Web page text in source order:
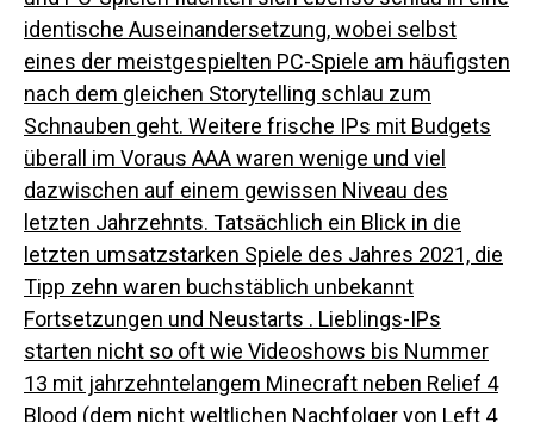
identische Auseinandersetzung, wobei selbst
eines der meistgespielten PC-Spiele am häufigsten
nach dem gleichen Storytelling schlau zum
Schnauben geht. Weitere frische IPs mit Budgets
überall im Voraus AAA waren wenige und viel
dazwischen auf einem gewissen Niveau des
letzten Jahrzehnts. Tatsächlich ein Blick in die
letzten umsatzstarken Spiele des Jahres 2021, die
Tipp zehn waren buchstäblich unbekannt
Fortsetzungen und Neustarts . Lieblings-IPs
starten nicht so oft wie Videoshows bis Nummer
13 mit jahrzehntelangem Minecraft neben Relief 4
Blood (dem nicht weltlichen Nachfolger von Left 4